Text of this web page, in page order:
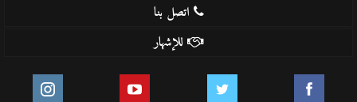
اتصل بنا
للإشهار